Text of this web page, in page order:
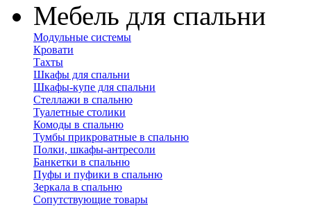
Мебель для спальни
Модульные системы
Кровати
Тахты
Шкафы для спальни
Шкафы-купе для спальни
Стеллажи в спальню
Туалетные столики
Комоды в спальню
Тумбы прикроватные в спальню
Полки, шкафы-антресоли
Банкетки в спальню
Пуфы и пуфики в спальню
Зеркала в спальню
Сопутствующие товары